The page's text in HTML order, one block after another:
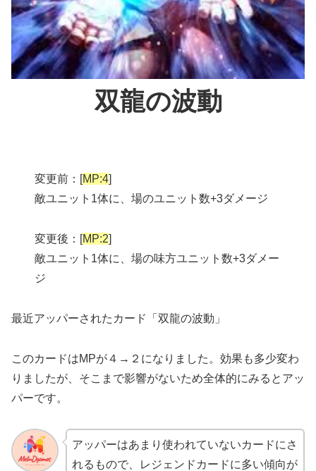
双龍の波動
変更前：[MP:4]
敵ユニット1体に、場のユニット数+3ダメージ
変更後：[MP:2]
敵ユニット1体に、場の味方ユニット数+3ダメー
ジ
最近アッパーされたカード「双龍の波動」
このカードはMPが４→２になりました。効果も多少変わ
りましたが、そこまで影響がないため全体的にみるとアッ
パーです。
アッパーはあまり使われていないカードにさ
れるもので、レジェンドカードに多い傾向が